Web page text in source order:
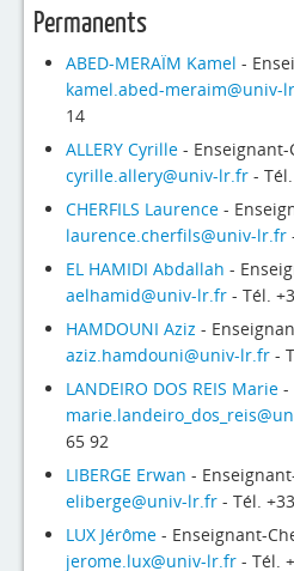
Activités / Projets
4evLab
Expertises
Master - Doctorat
Annuaire
Intranet
Actualités
Permanents
ABED-MERAÏM Kamel -
kamel.abed-meraim@univ-
14
ALLERY Cyrille -
cyrille.allery@univ-lr.fr -
CHERFILS Laurence -
laurence.cherfils@univ-lr.fr
EL HAMIDI Abdallah -
aelhamid@univ-lr.fr - Tél.
HAMDOUNI Aziz -
aziz.hamdouni@univ-lr.fr -
LANDEIRO DOS REIS Marie -
65 92
LIBERGE Erwan -
eliberge@univ-lr.fr - Tél.
LUX Jérôme - Enseignant-
jerome.lux@univ-lr.fr - Tél.